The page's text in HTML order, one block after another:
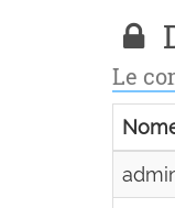
Le